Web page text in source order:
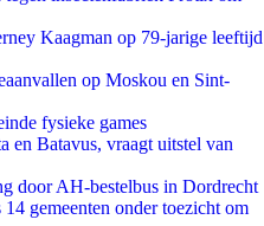
Kaagman op 79-jarige leeftijd
op Moskou en Sint-
fysieke games
en Batavus, vraagt uitstel van
door AH-bestelbus in Dordrecht
gemeenten onder toezicht om